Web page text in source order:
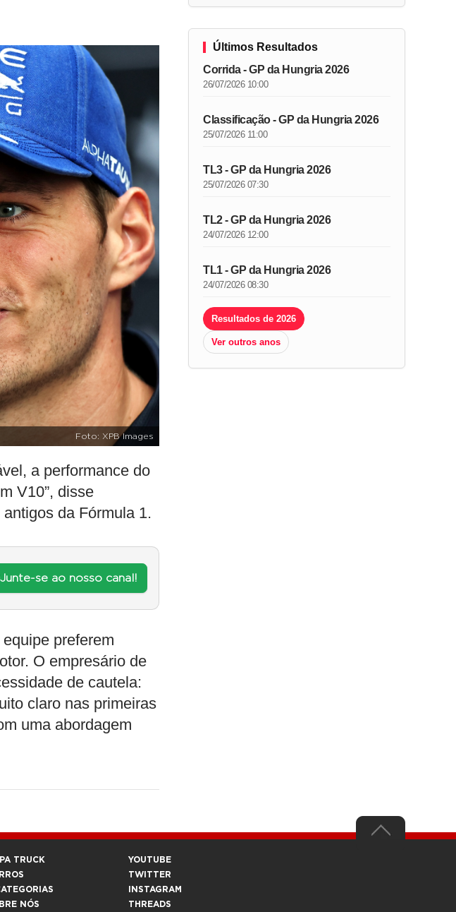
Foto: XPB Images
a performance do
V10”, disse
da Fórmula 1.
Junte-se ao nosso canal!
preferem
O empresário de
de cautela:
claro nas primeiras
uma abordagem
Últimos Resultados
Corrida - GP da Hungria 2026
26/07/2026 10:00
Classificação - GP da Hungria 2026
25/07/2026 11:00
TL3 - GP da Hungria 2026
25/07/2026 07:30
TL2 - GP da Hungria 2026
24/07/2026 12:00
TL1 - GP da Hungria 2026
24/07/2026 08:30
Resultados de 2026
Ver outros anos
TRUCK
NÓS
YOUTUBE
TWITTER
INSTAGRAM
THREADS